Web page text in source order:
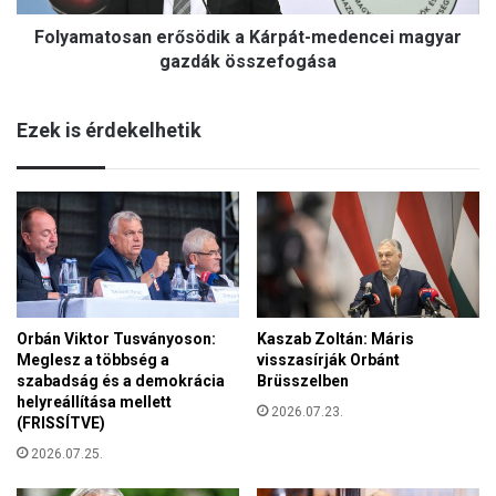
m
e
g
f
o
r
d
t
h
a
t
ó
k
o
r
ö
d
k
a
K
á
r
p
á
t
-
Folyamatosan erősödik a Kárpát-medencei magyar
gazdák összefogása
Ezek is érdekelhetik
Orbán Viktor Tusványoson:
Meglesz a többség a
szabadság és a demokrácia
helyreállítása mellett
(FRISSÍTVE)
2026.07.25.
Kaszab Zoltán: Máris
visszasírják Orbánt
Brüsszelben
2026.07.23.